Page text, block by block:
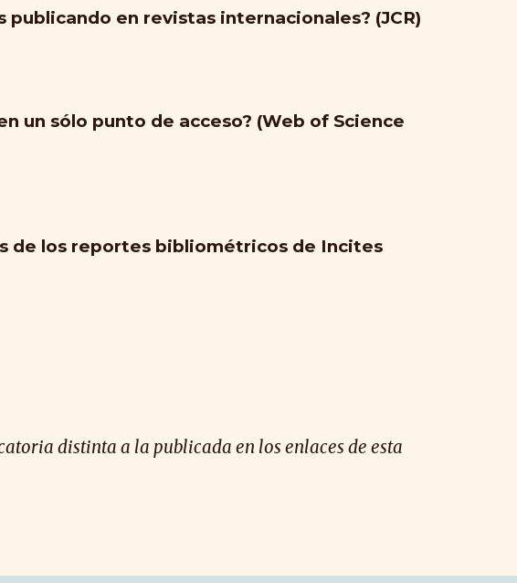
en revistas internacionales? (JCR)
un sólo punto de acceso? (Web of Science
de los reportes bibliométricos de Incites
distinta a la publicada en los enlaces de esta